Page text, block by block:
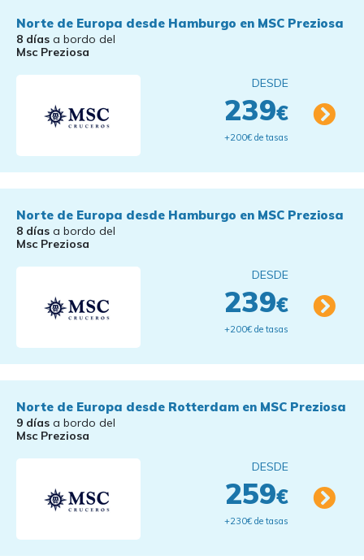
Norte de Europa desde Hamburgo en MSC Preziosa
8 días a bordo del
Msc Preziosa
DESDE
239€
+200€ de tasas
Norte de Europa desde Hamburgo en MSC Preziosa
8 días a bordo del
Msc Preziosa
DESDE
239€
+200€ de tasas
Norte de Europa desde Rotterdam en MSC Preziosa
9 días a bordo del
Msc Preziosa
DESDE
259€
+230€ de tasas